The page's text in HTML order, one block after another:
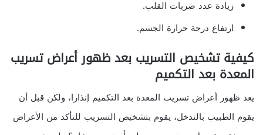
زيادة عدد ضربات القلب.
ارتفاع درجة حرارة الجسم.
كيفية تشخيص التسريب بعد ظهور أعراض تسريب
المعدة بعد التكميم
يعد ظهور أعراض تسريب المعدة بعد التكميم إنذارا، ولكن قبل أن
يقوم الطبيب بالتدخل، يقوم بتشخيص التسريب للتأكد من الأعراض